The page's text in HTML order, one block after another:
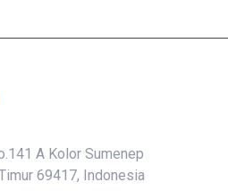
A Kolor Sumenep
69417, Indonesia